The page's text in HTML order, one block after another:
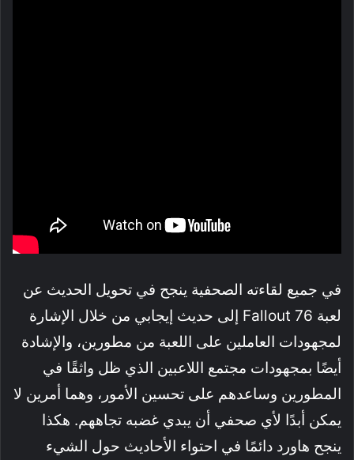
في جميع لقاءته الصحفية ينجح في تحويل الحديث عن
لعبة Fallout 76 إلى حديث إيجابي من خلال الإشارة
لمجهودات العاملين على اللعبة من مطورين، والإشادة
أيضًا بمجهودات مجتمع اللاعبين الذي ظل واثقًا في
المطورين وساعدهم على تحسين الأمور، وهما أمرين لا
يمكن أبدًا لأي صحفي أن يبدي غضبه تجاههم. هكذا
ينجح هاورد دائمًا في احتواء الأحاديث حول الشيء